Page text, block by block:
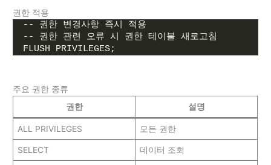
권한 적용
-- 권한 변경사항 즉시 적용
-- 권한 관련 오류 시 권한 테이블 새로고침
FLUSH PRIVILEGES;
주요 권한 종류
권한
설명
ALL PRIVILEGES 모든 권한
SELECT 데이터 조회